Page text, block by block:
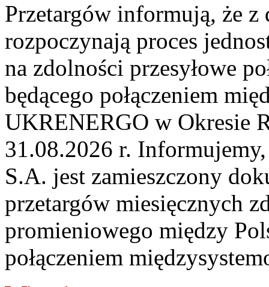
Przetargów informują, że
rozpoczynają proces
na zdolności przesyłowe
będącego połączeniem
UKRENERGO w Okresie
31.08.2026 r.
S.A. jest zamieszczony
przetargów miesięcznych
promieniowego między
połączeniem